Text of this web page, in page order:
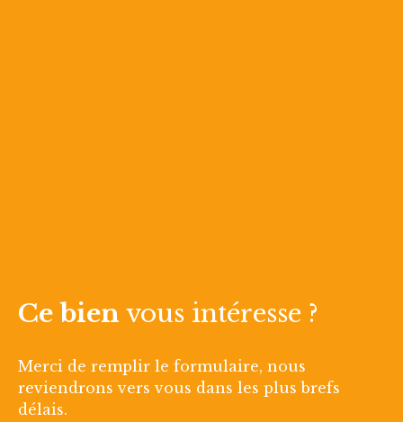
Ce bien vous intéresse ?
Merci de remplir le formulaire, nous
reviendrons vers vous dans les plus brefs
délais.